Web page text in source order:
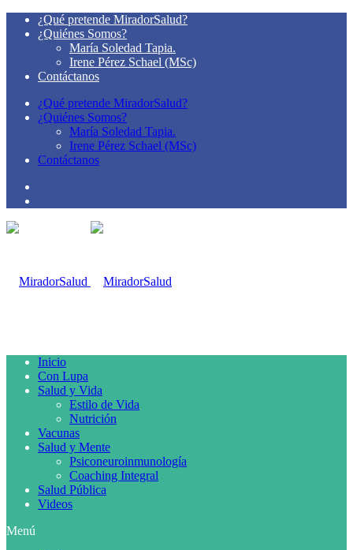
¿Qué pretende MiradorSalud?
¿Quiénes Somos?
María Soledad Tapia.
Irene Pérez Schael (MSc)
Contáctanos
¿Qué pretende MiradorSalud?
¿Quiénes Somos?
María Soledad Tapia.
Irene Pérez Schael (MSc)
Contáctanos
Inicio
Con Lupa
Salud y Vida
Estilo de Vida
Nutrición
Vacunas
Salud y Mente
Psiconeuroinmunología
Coaching Integral
Salud Pública
Videos
Menú